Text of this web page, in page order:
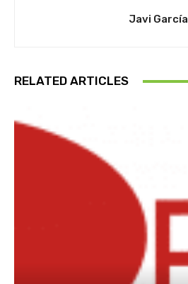
Javi García
RELATED ARTICLES